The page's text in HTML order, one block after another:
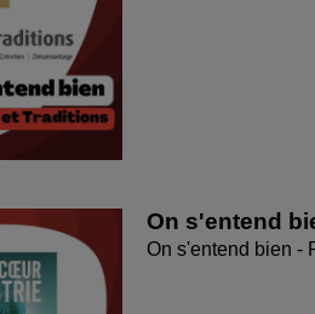
On s'entend
On s'entend bien -